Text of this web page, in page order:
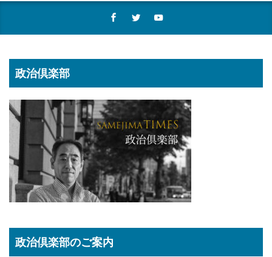
政治倶楽部
政治倶楽部のご案内